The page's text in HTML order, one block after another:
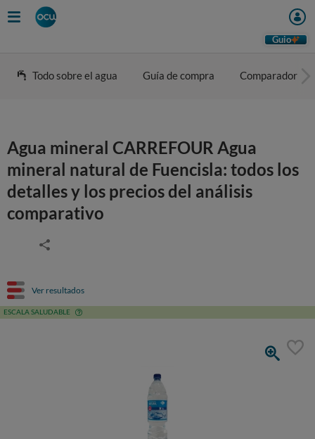
Guio
Todo sobre el agua Guía de compra Comparador
Agua mineral CARREFOUR Agua
mineral natural de Fuencisla: todos los
detalles y los precios del análisis
comparativo
Ver resultados
ESCALA SALUDABLE